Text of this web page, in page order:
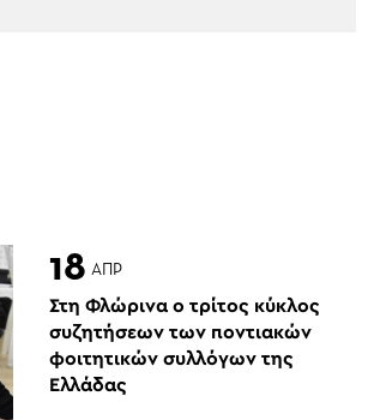
18 ΑΠΡ
Στη Φλώρινα ο τρίτος κύκλος
συζητήσεων των ποντιακών
φοιτητικών συλλόγων της
Ελλάδας